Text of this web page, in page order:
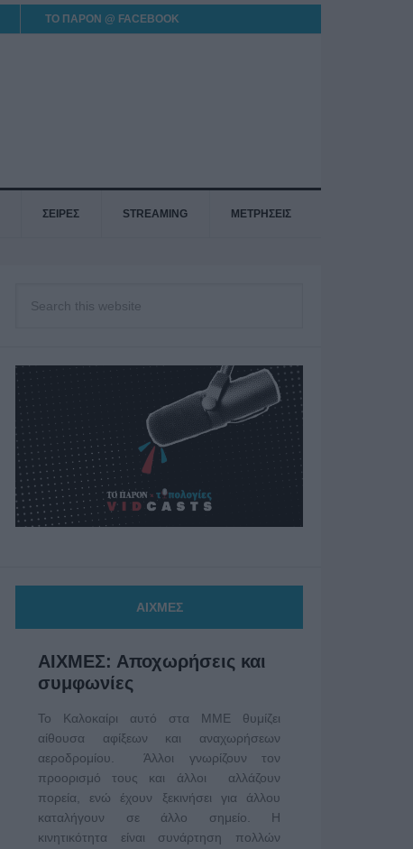
ΤΟ ΠΑΡΟΝ @ FACEBOOK
ΣΕΙΡΕΣ STREAMING ΜΕΤΡΗΣΕΙΣ
ΑΙΧΜΕΣ
ΑΙΧΜΕΣ: Αποχωρήσεις και
συμφωνίες
Το Καλοκαίρι αυτό στα ΜΜΕ θυμίζει
αίθουσα αφίξεων και αναχωρήσεων
αεροδρομίου. Άλλοι γνωρίζουν τον
προορισμό τους και άλλοι αλλάζουν
πορεία, ενώ έχουν ξεκινήσει για άλλου
καταλήγουν σε άλλο σημείο. Η
κινητικότητα είναι συνάρτηση πολλών